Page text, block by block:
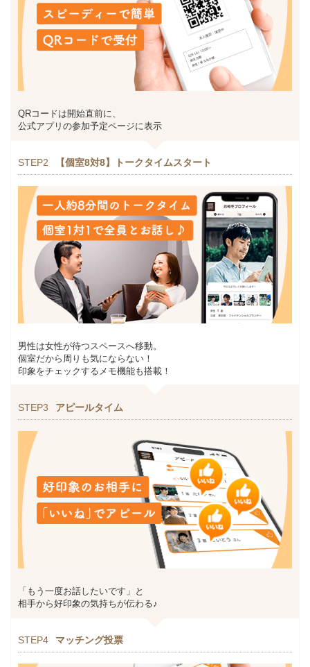
QRコードは開始直前に、
公式アプリの参加予定ページに表示
STEP2 【個室8対8】トークタイムスタート
男性は女性が待つスペースへ移動。
個室だから周りも気にならない！
印象をチェックするメモ機能も搭載！
STEP3 アピールタイム
「もう一度お話したいです」と
相手から好印象の気持ちが伝わる♪
STEP4 マッチング投票